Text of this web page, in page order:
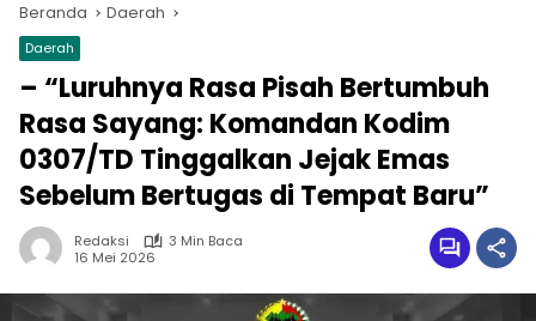
Beranda Daerah
Daerah
– “Luruhnya Rasa Pisah Bertumbuh
Rasa Sayang: Komandan Kodim
0307/TD Tinggalkan Jejak Emas
Sebelum Bertugas di Tempat Baru”
Redaksi
3 Min Baca
16 Mei 2026